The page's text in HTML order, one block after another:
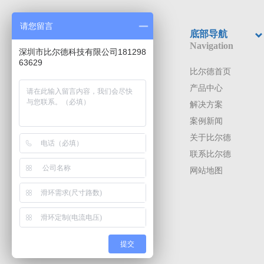
微信二维码
底部导航
Navigation
比尔德首页
产品中心
解决方案
案例新闻
关于比尔德
联系比尔德
网站地图
请您留言
深圳市比尔德科技有限公司181298
63629
提交